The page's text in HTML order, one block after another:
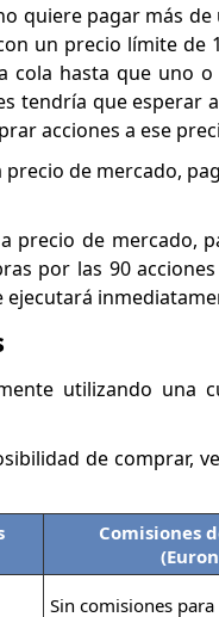
quiere pagar más
un precio límite de
cola hasta que uno
tendría que
acciones a ese
de mercado,
precio de mercado,
por las 90
ejecutará
utilizando una
de comprar,
Comisiones
Sin comisiones